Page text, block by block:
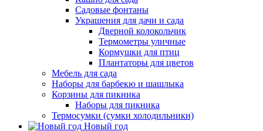
Садовые фонтаны
Украшения для дачи и сада
Дверной колокольчик
Термометры уличные
Кормушки для птиц
Плантаторы для цветов
Мебель для сада
Наборы для барбекю и шашлыка
Корзины для пикника
Наборы для пикника
Термосумки (сумки холодильники)
Новый год